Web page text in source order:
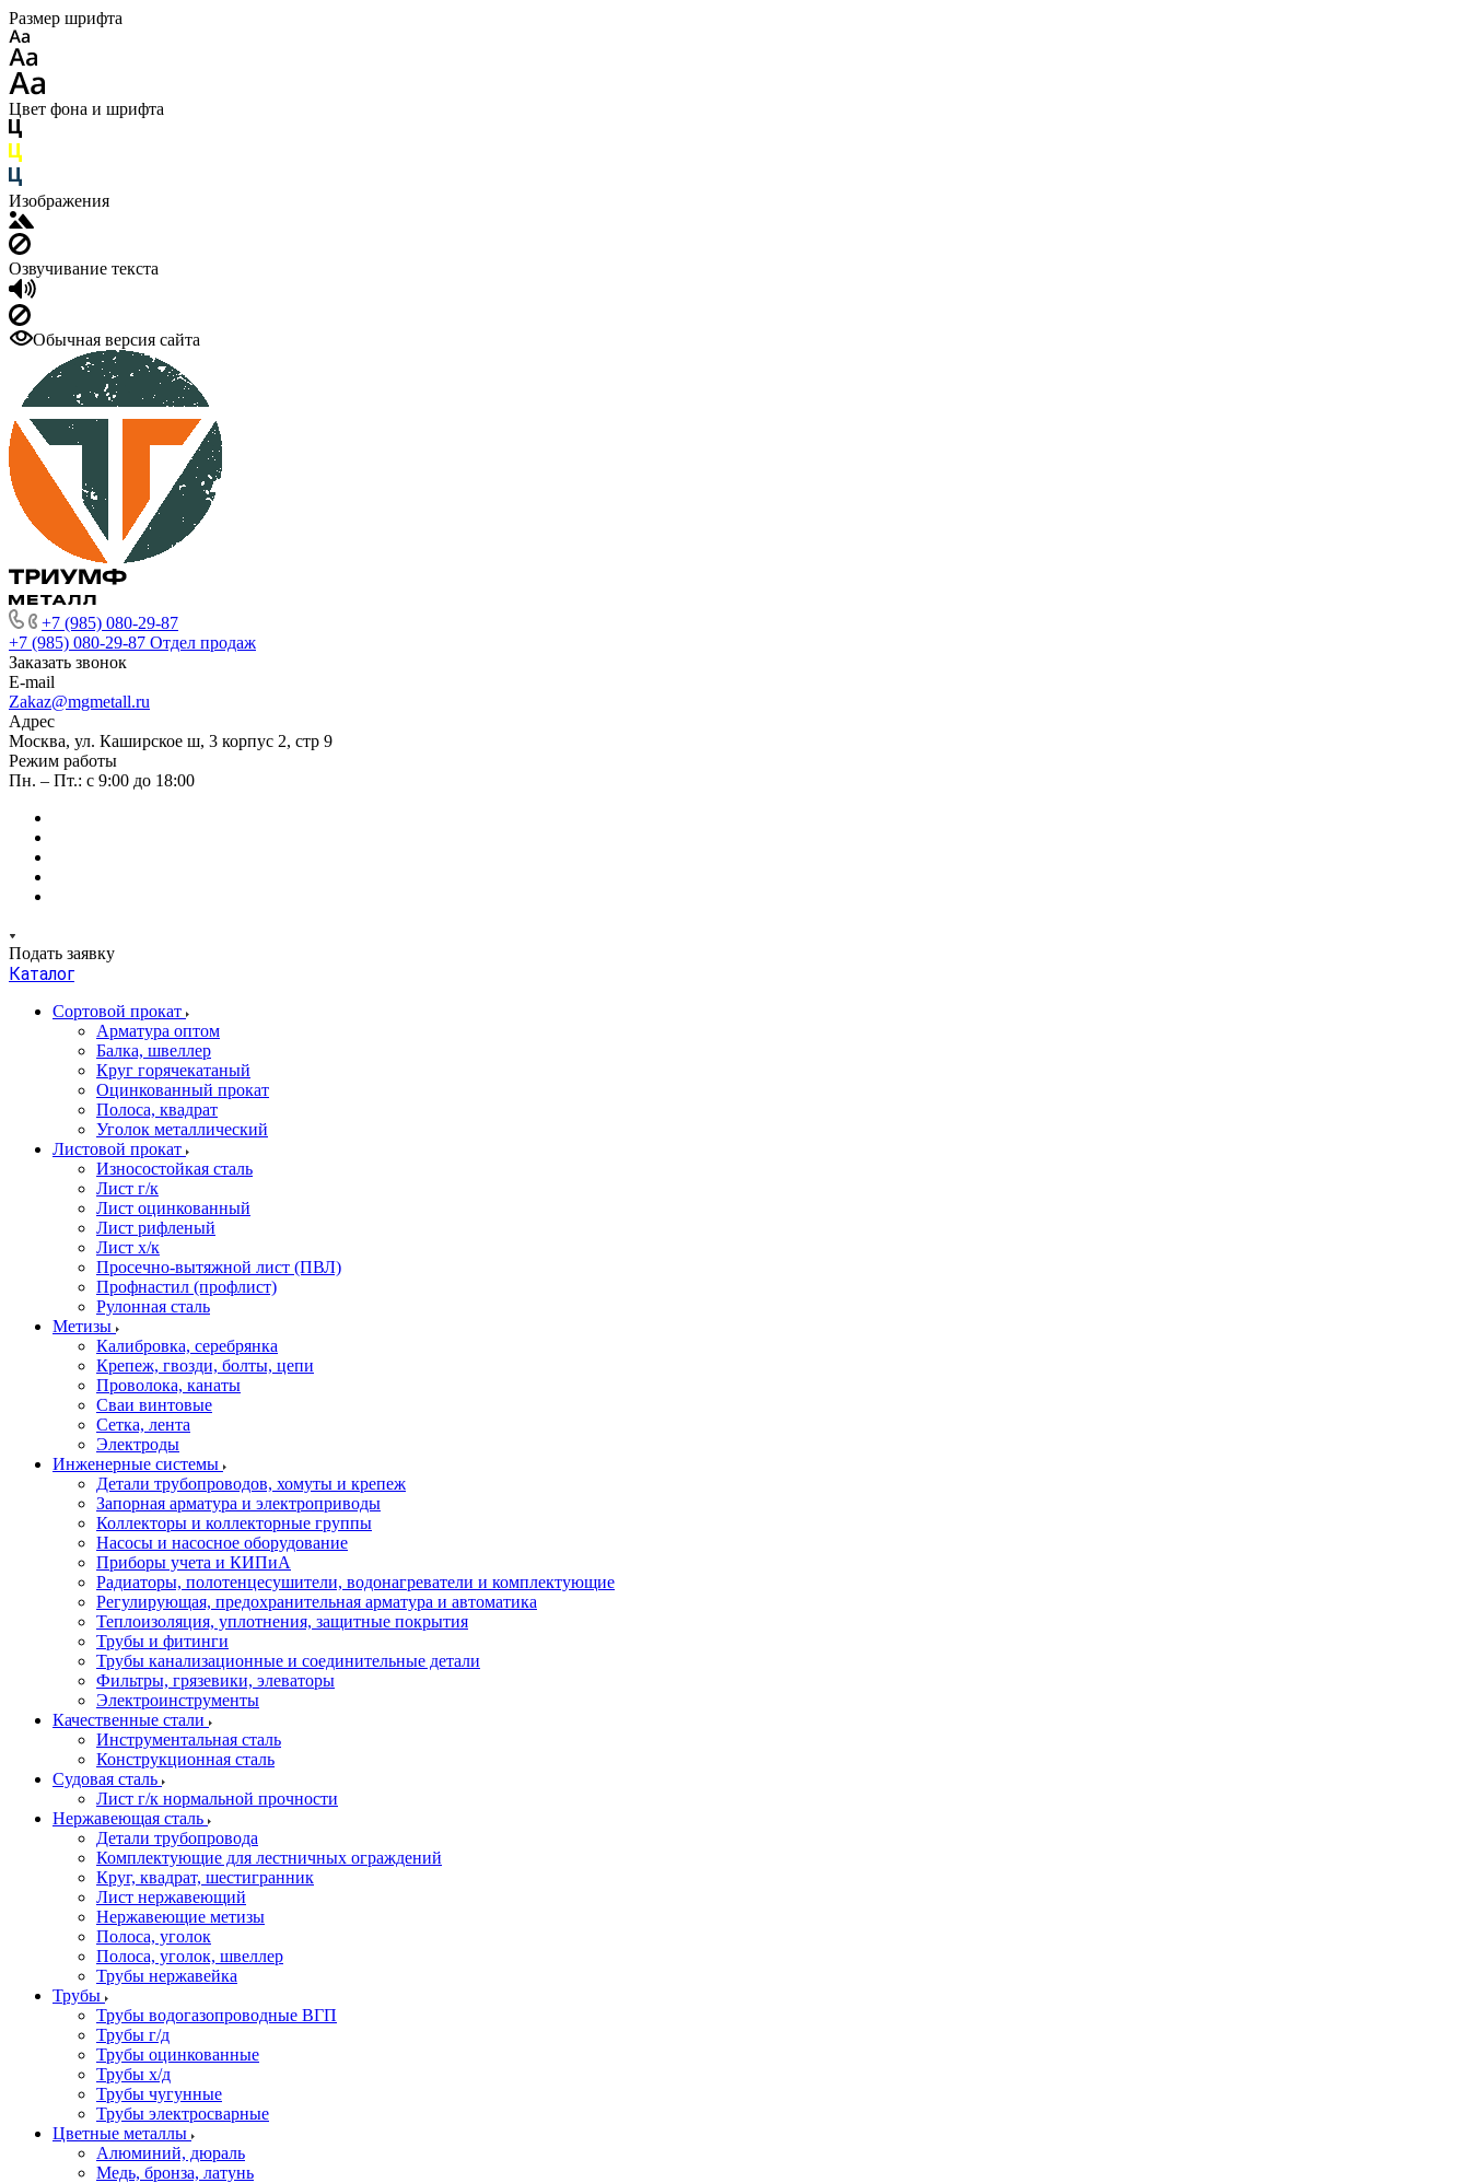
Размер шрифта
Цвет фона и шрифта
Изображения
Озвучивание текста
Обычная версия сайта
+7 (985) 080-29-87
+7 (985) 080-29-87 Отдел продаж
Заказать звонок
E-mail
Zakaz@mgmetall.ru
Адрес
Москва, ул. Каширское ш, 3 корпус 2, стр 9
Режим работы
Пн. – Пт.: с 9:00 до 18:00
Подать заявку
Каталог
Сортовой прокат
Арматура оптом
Балка, швеллер
Круг горячекатаный
Оцинкованный прокат
Полоса, квадрат
Уголок металлический
Листовой прокат
Износостойкая сталь
Лист г/к
Лист оцинкованный
Лист рифленый
Лист х/к
Просечно-вытяжной лист (ПВЛ)
Профнастил (профлист)
Рулонная сталь
Метизы
Калибровка, серебрянка
Крепеж, гвозди, болты, цепи
Проволока, канаты
Сваи винтовые
Сетка, лента
Электроды
Инженерные системы
Детали трубопроводов, хомуты и крепеж
Запорная арматура и электроприводы
Коллекторы и коллекторные группы
Насосы и насосное оборудование
Приборы учета и КИПиА
Радиаторы, полотенцесушители, водонагреватели и комплектующие
Регулирующая, предохранительная арматура и автоматика
Теплоизоляция, уплотнения, защитные покрытия
Трубы и фитинги
Трубы канализационные и соединительные детали
Фильтры, грязевики, элеваторы
Электроинструменты
Качественные стали
Инструментальная сталь
Конструкционная сталь
Судовая сталь
Лист г/к нормальной прочности
Нержавеющая сталь
Детали трубопровода
Комплектующие для лестничных ограждений
Круг, квадрат, шестигранник
Лист нержавеющий
Нержавеющие метизы
Полоса, уголок
Полоса, уголок, швеллер
Трубы нержавейка
Трубы
Трубы водогазопроводные ВГП
Трубы г/д
Трубы оцинкованные
Трубы х/д
Трубы чугунные
Трубы электросварные
Цветные металлы
Алюминий, дюраль
Медь, бронза, латунь